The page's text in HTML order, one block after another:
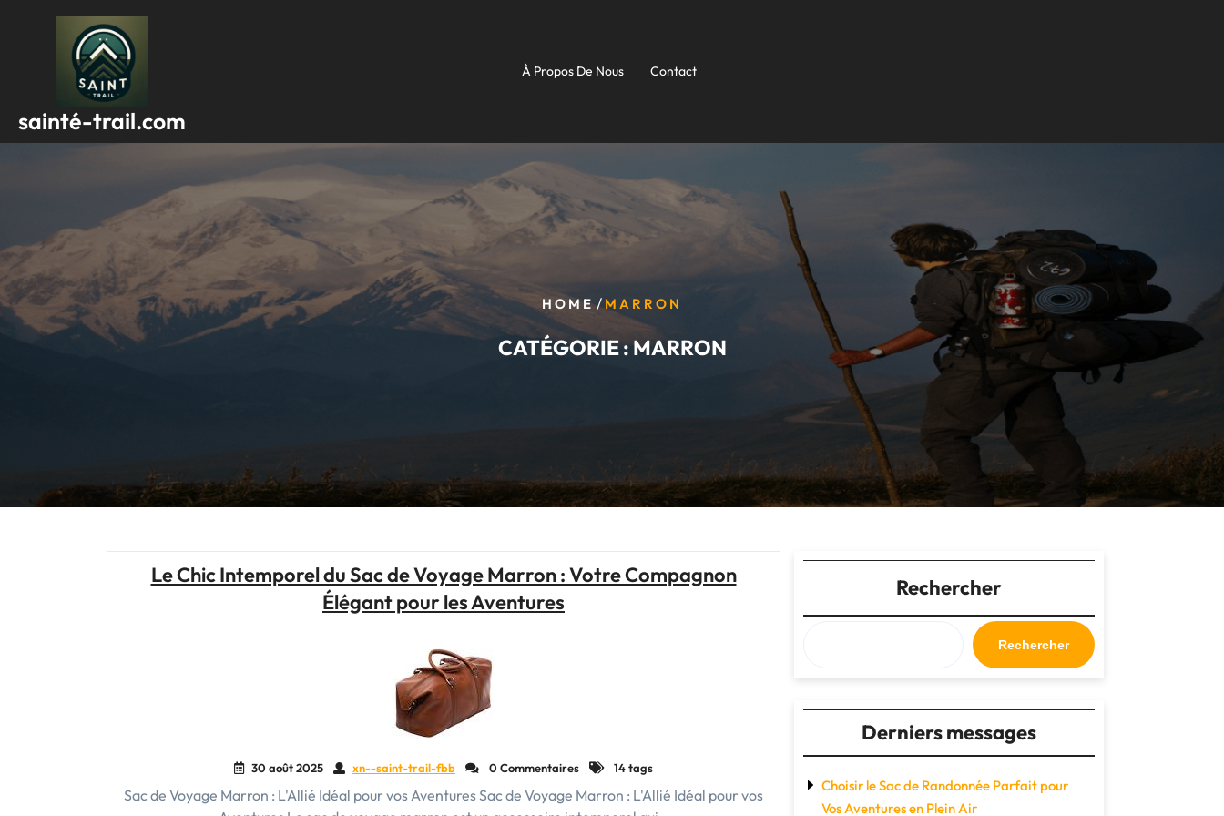
sainté-trail.com
À Propos De Nous Contact
HOME/ MARRON
CATÉGORIE :MARRON
Le Chic Intemporel du Sac de Voyage Marron : Votre Compagnon
Élégant pour les Aventures
30 août 2025 xn--saint-trail-fbb 0 Commentaires 14 tags
Sac de Voyage Marron : L'Allié Idéal pour vos Aventures Sac de Voyage Marron : L'Allié Idéal pour vos
Rechercher
Rechercher
Derniers messages
Choisir le Sac de Randonnée Parfait pour
Vos Aventures en Plein Air